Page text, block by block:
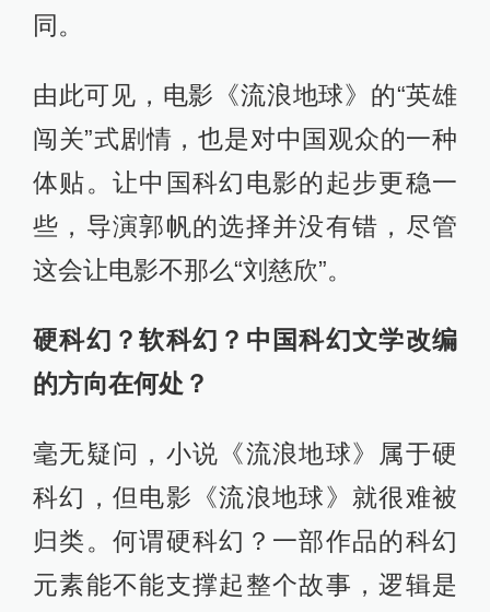
同。
由此可见，电影《流浪地球》的“英雄
闯关”式剧情，也是对中国观众的一种
体贴。让中国科幻电影的起步更稳一
些，导演郭帆的选择并没有错，尽管
这会让电影不那么“刘慈欣”。
硬科幻？软科幻？中国科幻文学改编
的方向在何处？
毫无疑问，小说《流浪地球》属于硬
科幻，但电影《流浪地球》就很难被
归类。何谓硬科幻？一部作品的科幻
元素能不能支撑起整个故事，逻辑是